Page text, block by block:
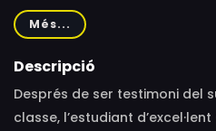
Yifan Zhang, Yao Zhang, Xinyi
Huang, Zhou Dongyu, Yin Fang,
Xinyi, Zhao Runnan, Zhang
Wang Yingming, Weilong Li
Més...
Descripció
Després de ser testimoni del
classe, l’estudiant